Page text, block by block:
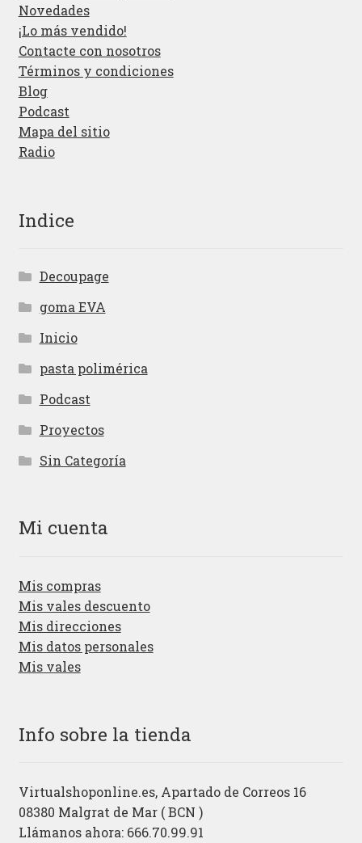
Novedades
¡Lo más vendido!
Contacte con nosotros
Términos y condiciones
Blog
Podcast
Mapa del sitio
Radio
Indice
Decoupage
goma EVA
Inicio
pasta polimérica
Podcast
Proyectos
Sin Categoría
Mi cuenta
Mis compras
Mis vales descuento
Mis direcciones
Mis datos personales
Mis vales
Info sobre la tienda
Virtualshoponline.es, Apartado de Correos 16
08380 Malgrat de Mar ( BCN )
Llámanos ahora: 666.70.99.91